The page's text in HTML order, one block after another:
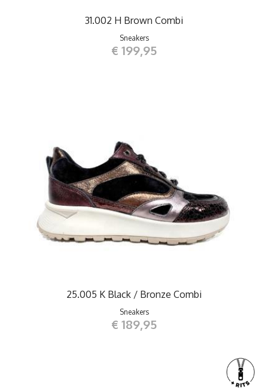
31.002 H Brown Combi
Sneakers
€ 199,95
25.005 K Black / Bronze Combi
Sneakers
€ 189,95